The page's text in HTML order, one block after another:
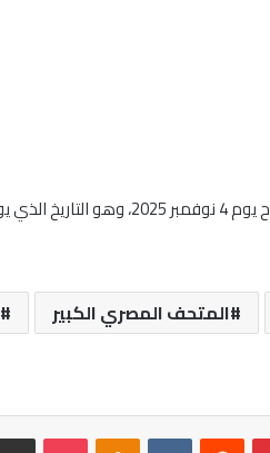
المتحف المصري الكبير
بينتيريست بوكيت